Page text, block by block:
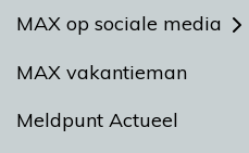
MAX op sociale media
MAX vakantieman
Meldpunt Actueel